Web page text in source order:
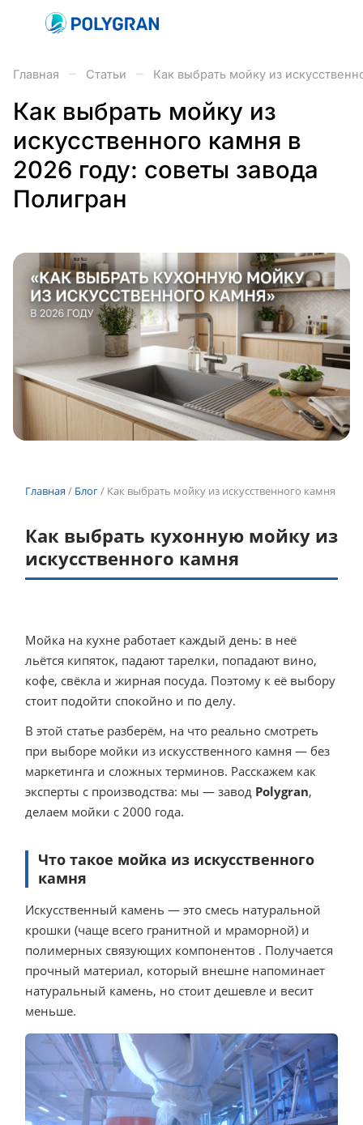
Главная – Статьи – Как выбрать мойку из
Как выбрать мойку из
искусственного камня в
2026 году: советы завода
Полигран
Главная / Блог/ Как выбрать мойку из искусственного камня
Как выбрать кухонную мойку из
искусственного камня
Мойка на кухне работает каждый день: в неё
льётся кипяток, падают тарелки, попадают вино,
кофе, свёкла и жирная посуда. Поэтому к её выбору
стоит подойти спокойно и по делу.
В этой статье разберём, на что реально смотреть
при выборе мойки из искусственного камня — без
маркетинга и сложных терминов. Расскажем как
эксперты с производства: мы — завод Polygran,
делаем мойки с 2000 года.
Что такое мойка из искусственного
камня
Искусственный камень — это смесь натуральной
крошки (чаще всего гранитной и мраморной) и
полимерных связующих компонентов . Получается
прочный материал, который внешне напоминает
натуральный камень, но стоит дешевле и весит
меньше.